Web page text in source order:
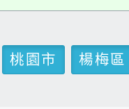
桃園市
楊梅區